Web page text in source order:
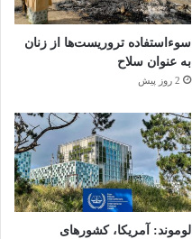
سوءاستفاده تروریست‌ها از زنان
به عنوان سلاح
2 روز پیش
لوموند: آمریکا، کشورهای